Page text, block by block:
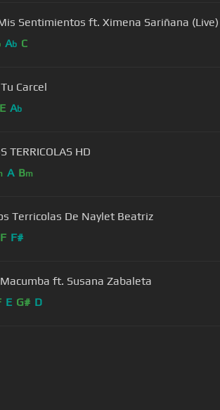
Sentimientos ft. Ximena Sariñana (Live)
Ab C
Carcel
E Ab
TERRICOLAS HD
A Bm
Terricolas De Naylet Beatriz
F F#
ft. Susana Zabaleta
E G# D